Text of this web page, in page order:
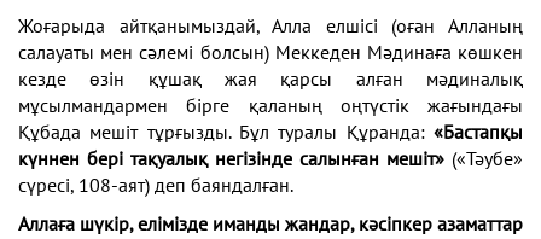
Жоғарыда айтқанымыздай, Алла елшісі (оған Алланың
салауаты мен сәлемі болсын) Меккеден Мәдинаға көшкен
кезде өзін құшақ жая қарсы алған мәдиналық
мұсылмандармен бірге қаланың оңтүстік жағындағы
Құбада мешіт тұрғызды. Бұл туралы Құранда: «Бастапқы
күннен бері тақуалық негізінде салынған мешіт» («Тәубе»
сүресі, 108-аят) деп баяндалған.
Аллаға шүкір, елімізде иманды жандар, кәсіпкер азаматтар